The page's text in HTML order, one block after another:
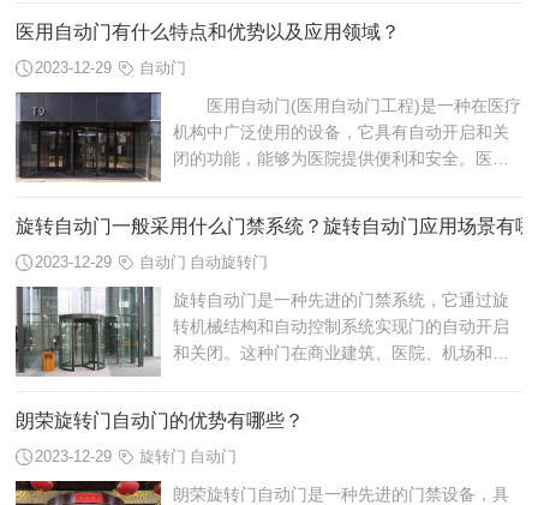
医用自动门有什么特点和优势以及应用领域？
2023-12-29 自动门
医用自动门(医用自动门工程)是一种在医疗
机构中广泛使用的设备，它具有自动开启和关
闭的功能，能够为医院提供便利和安全。医用
旋转自动门一般采用什么门禁系统？旋转自动门应用场景有
2023-12-29 自动门 自动旋转门
旋转自动门是一种先进的门禁系统，它通过旋
转机械结构和自动控制系统实现门的自动开启
和关闭。这种门在商业建筑、医院、机场和酒
朗荣旋转门自动门的优势有哪些？
2023-12-29 旋转门 自动门
朗荣旋转门自动门是一种先进的门禁设备，具